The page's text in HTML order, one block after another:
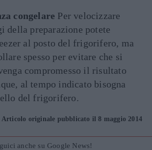
congelare Per velocizzare
della preparazione potete
al posto del frigorifero, ma
spesso per evitare che si
compromesso il risultato
al tempo indicato bisogna
del frigorifero.
Articolo originale pubblicato il 8 maggio 2014
anche su Google News!